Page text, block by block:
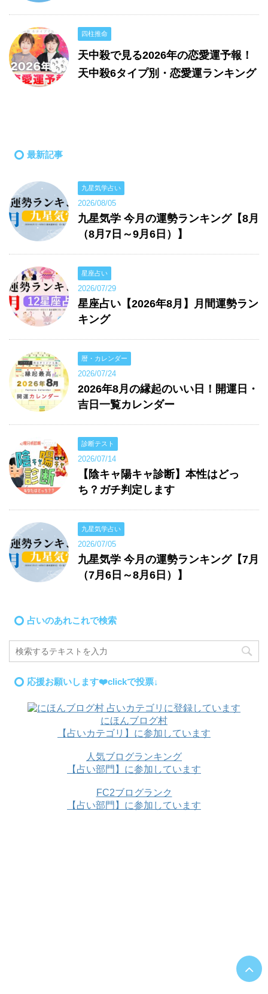
四柱推命
天中殺で見る2026年の恋愛運予報！
天中殺6タイプ別・恋愛運ランキング
最新記事
九星気学占い
2026/08/05
九星気学 今月の運勢ランキング【8月
（8月7日～9月6日）】
星座占い
2026/07/29
星座占い【2026年8月】月間運勢ラン
キング
暦・カレンダー
2026/07/24
2026年8月の縁起のいい日！開運日・
吉日一覧カレンダー
診断テスト
2026/07/14
【陰キャ陽キャ診断】本性はどっ
ち？ガチ判定します
九星気学占い
2026/07/05
九星気学 今月の運勢ランキング【7月
（7月6日～8月6日）】
占いのあれこれで検索
応援お願いします❤️clickで投票↓
にほんブログ村
【占いカテゴリ】に参加しています
人気ブログランキング
【占い部門】に参加しています
FC2ブログランク
【占い部門】に参加しています